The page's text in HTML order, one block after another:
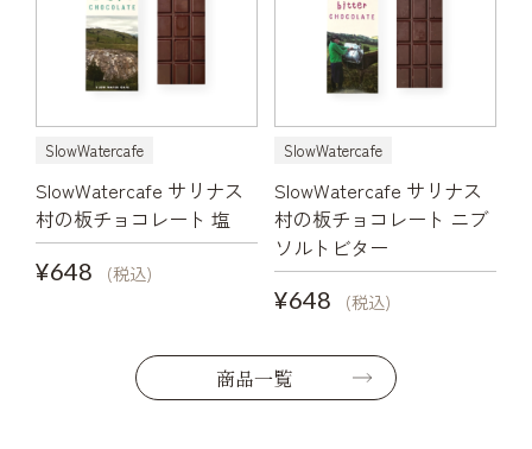
SlowWatercafe
SlowWatercafe サリナス
村の板チョコレート 塩
¥648
(税込)
SlowWatercafe
SlowWatercafe サリナス
村の板チョコレート ニブ
ソルトビター
¥648
(税込)
商品一覧